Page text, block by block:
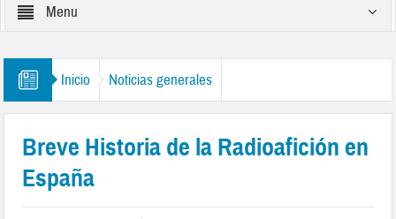
Menu
Inicio Noticias generales
Breve Historia de la Radioafición en
España